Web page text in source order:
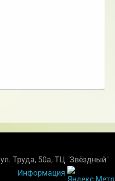
Труда, 50а, ТЦ "Звёздный"
Информация